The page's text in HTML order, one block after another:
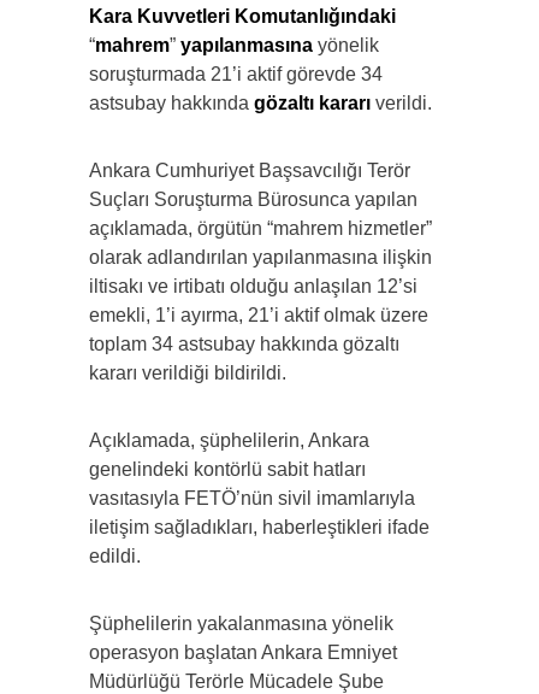
Kara Kuvvetleri Komutanlığındaki
“mahrem” yapılanmasına yönelik
soruşturmada 21’i aktif görevde 34
astsubay hakkında gözaltı kararı verildi.
Ankara Cumhuriyet Başsavcılığı Terör
Suçları Soruşturma Bürosunca yapılan
açıklamada, örgütün “mahrem hizmetler”
olarak adlandırılan yapılanmasına ilişkin
iltisakı ve irtibatı olduğu anlaşılan 12’si
emekli, 1’i ayırma, 21’i aktif olmak üzere
toplam 34 astsubay hakkında gözaltı
kararı verildiği bildirildi.
Açıklamada, şüphelilerin, Ankara
genelindeki kontörlü sabit hatları
vasıtasıyla FETÖ’nün sivil imamlarıyla
iletişim sağladıkları, haberleştikleri ifade
edildi.
Şüphelilerin yakalanmasına yönelik
operasyon başlatan Ankara Emniyet
Müdürlüğü Terörle Mücadele Şube